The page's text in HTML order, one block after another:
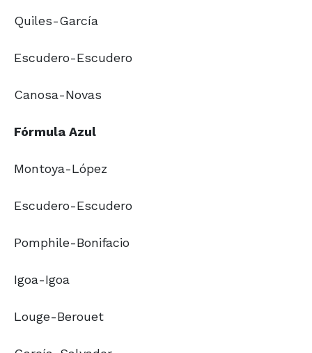
Quiles-García
Escudero-Escudero
Canosa-Novas
Fórmula Azul
Montoya-López
Escudero-Escudero
Pomphile-Bonifacio
Igoa-Igoa
Louge-Berouet